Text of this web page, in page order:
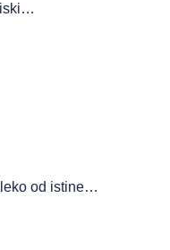
od istine…